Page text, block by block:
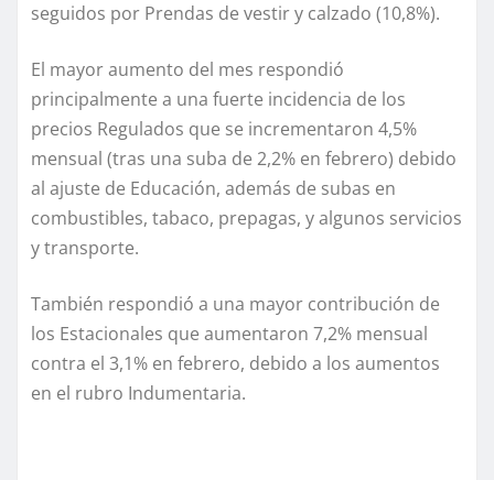
seguidos por Prendas de vestir y calzado (10,8%).
El mayor aumento del mes respondió
principalmente a una fuerte incidencia de los
precios Regulados que se incrementaron 4,5%
mensual (tras una suba de 2,2% en febrero) debido
al ajuste de Educación, además de subas en
combustibles, tabaco, prepagas, y algunos servicios
y transporte.
También respondió a una mayor contribución de
los Estacionales que aumentaron 7,2% mensual
contra el 3,1% en febrero, debido a los aumentos
en el rubro Indumentaria.